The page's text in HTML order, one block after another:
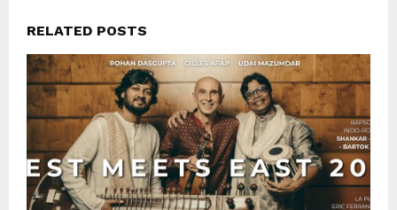
RELATED POSTS